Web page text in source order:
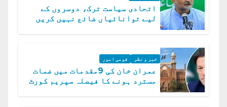
اتحادی سیاست ترک، دوسروں کے
لیے توانائیاں ضائع نہیں کریں
خبر و نظر قومی امور
عمران خان کی 9مقدمات میں ضمات
مسترد ہونے کا فیصلہ سپریم کورٹ